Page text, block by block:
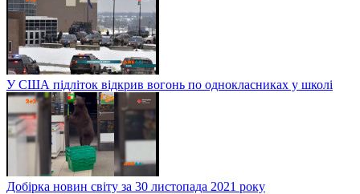
У США підліток відкрив вогонь по однокласниках у школі
Добірка новин світу за 30 листопада 2021 року